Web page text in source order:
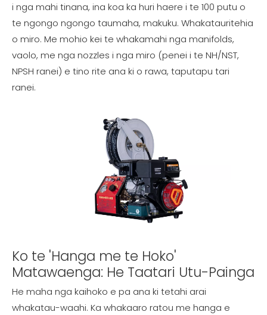
i nga mahi tinana, ina koa ka huri haere i te 100 putu o
te ngongo ngongo taumaha, makuku. Whakatauritehia
o miro. Me mohio kei te whakamahi nga manifolds,
vaolo, me nga nozzles i nga miro (penei i te NH/NST,
NPSH ranei) e tino rite ana ki o rawa, taputapu tari
ranei.
Ko te 'Hanga me te Hoko'
Matawaenga: He Taatari Utu-Painga
He maha nga kaihoko e pa ana ki tetahi arai
whakatau-waahi. Ka whakaaro ratou me hanga e